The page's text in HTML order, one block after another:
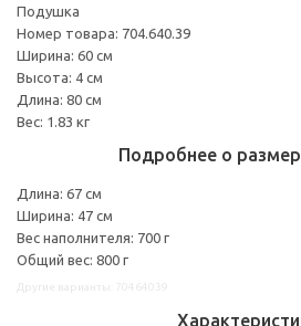
Подушка
Номер товара: 704.640.39
Ширина: 60 см
Высота: 4 см
Длина: 80 см
Вес: 1.83 кг
Подробнее о
Длина: 67 см
Ширина: 47 см
Вес наполнителя: 700 г
Общий вес: 800 г